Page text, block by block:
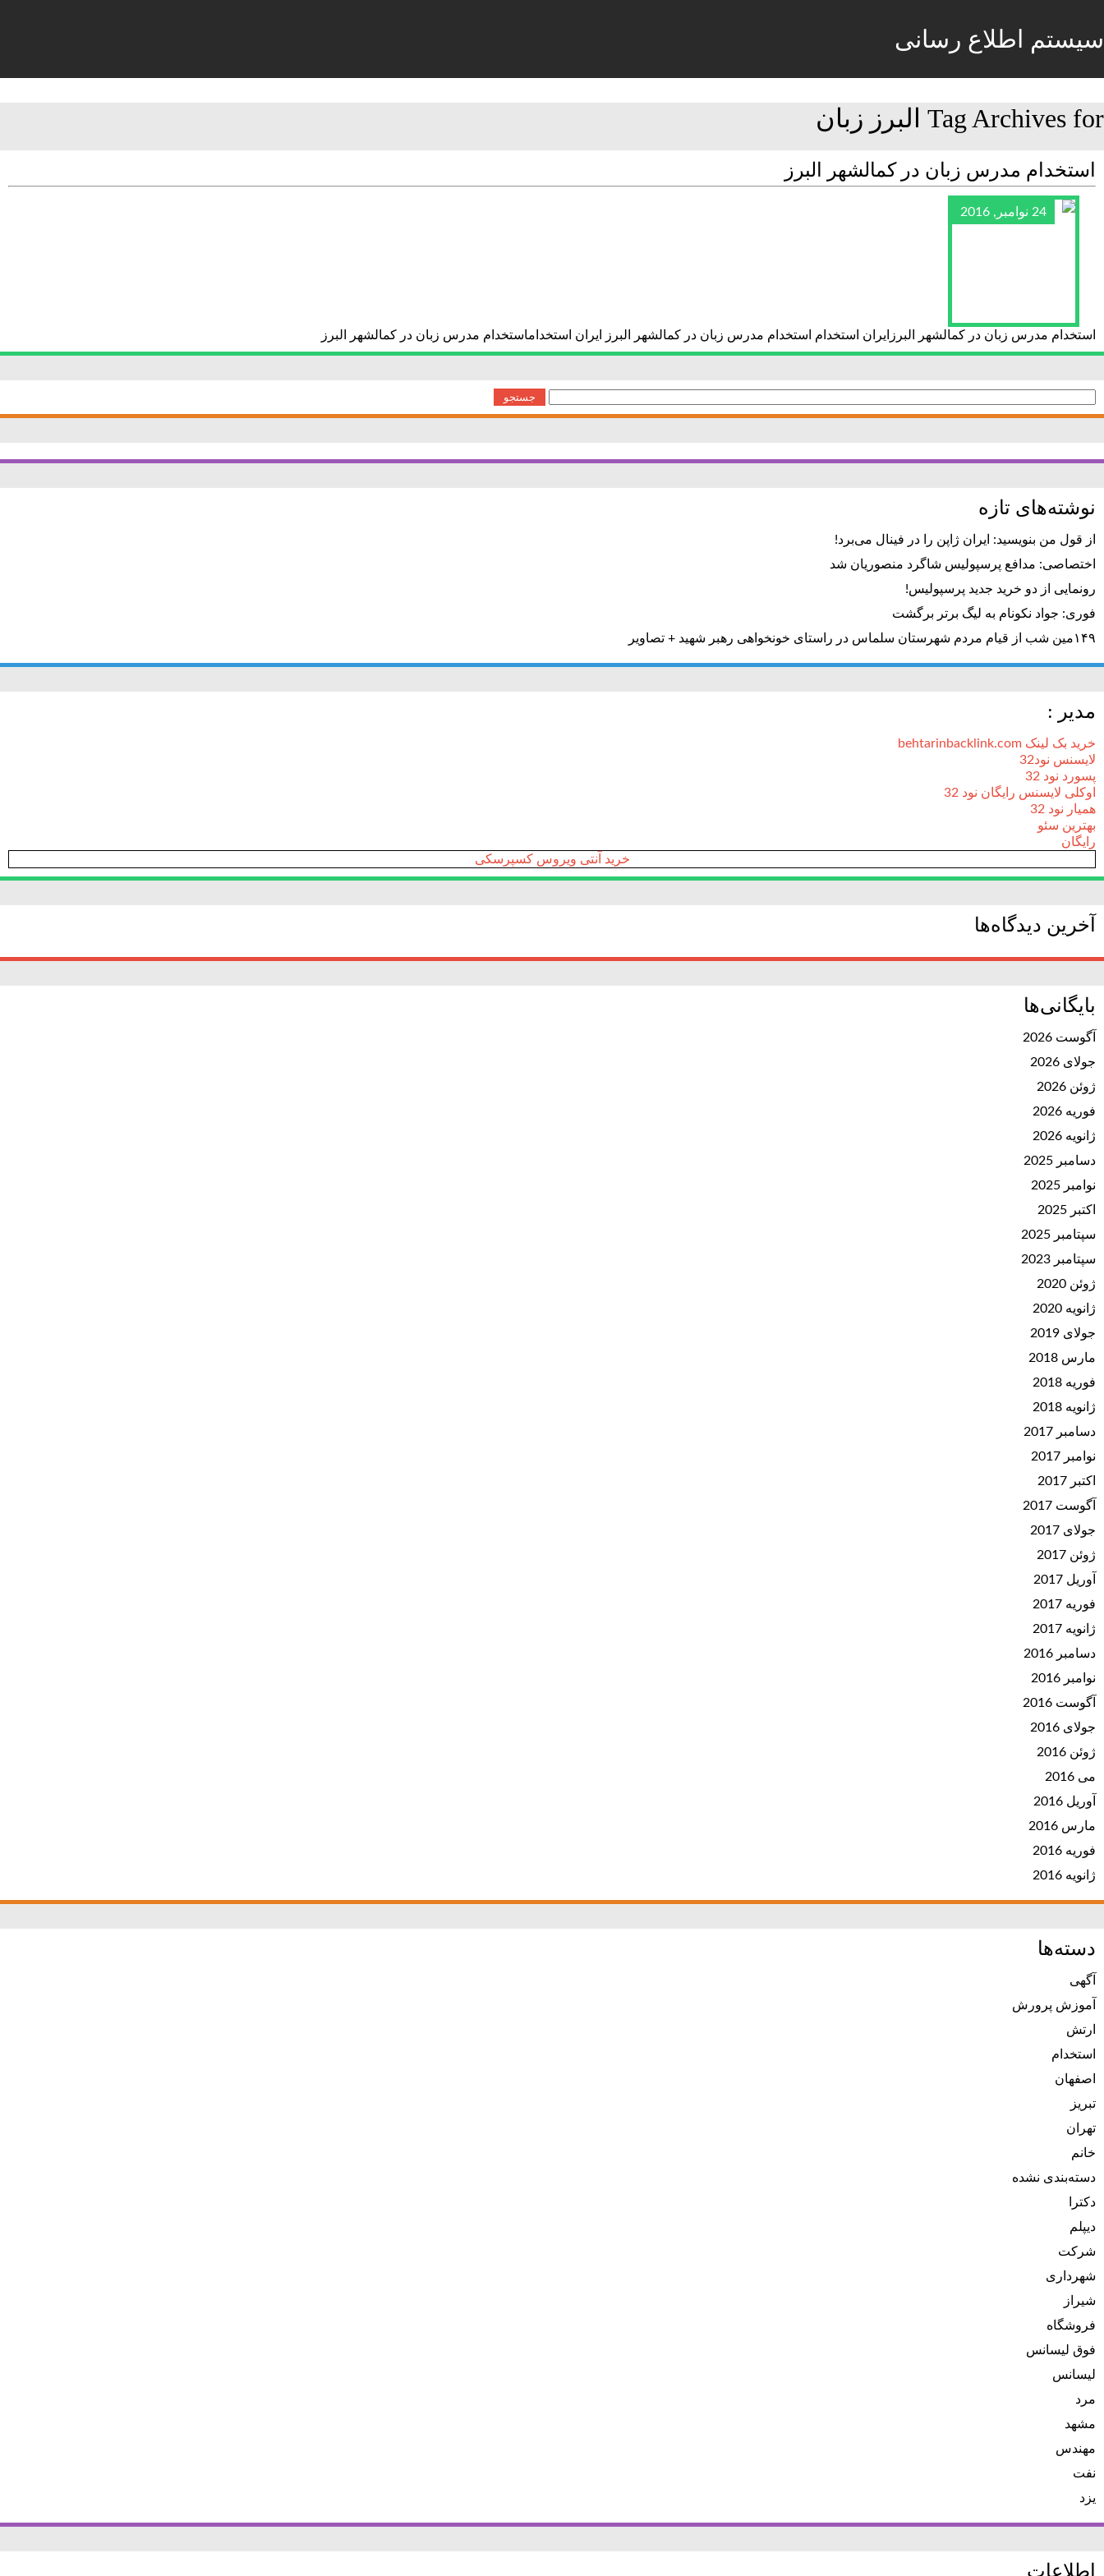
سیستم اطلاع رسانی
Tag Archives for البرز زبان
استخدام مدرس زبان در کمالشهر البرز
24 نوامبر, 2016
استخدام مدرس زبان در کمالشهر البرزایران استخدام استخدام مدرس زبان در کمالشهر البرز ایران استخداماستخدام مدرس زبان در کمالشهر البرز
برای:
نوشته‌های تازه
از قول من بنویسید: ایران ژاپن را در فینال می‌برد!
اختصاصی: مدافع پرسپولیس شاگرد منصوریان شد
رونمایی از دو خرید جدید پرسپولیس!
فوری: جواد نکونام به لیگ برتر برگشت
۱۴۹مین شب از قیام مردم شهرستان سلماس در راستای خونخواهی رهبر شهید + تصاویر
مدیر :
خرید بک لینک behtarinbacklink.com
لایسنس نود32
پسورد نود 32
اوکلی لایسنس رایگان نود 32
همیار نود 32
بهترین سئو
رایگان
خرید آنتی ویروس کسپرسکی
آخرین دیدگاه‌ها
بایگانی‌ها
آگوست 2026
جولای 2026
ژوئن 2026
فوریه 2026
ژانویه 2026
دسامبر 2025
نوامبر 2025
اکتبر 2025
سپتامبر 2025
سپتامبر 2023
ژوئن 2020
ژانویه 2020
جولای 2019
مارس 2018
فوریه 2018
ژانویه 2018
دسامبر 2017
نوامبر 2017
اکتبر 2017
آگوست 2017
جولای 2017
ژوئن 2017
آوریل 2017
فوریه 2017
ژانویه 2017
دسامبر 2016
نوامبر 2016
آگوست 2016
جولای 2016
ژوئن 2016
می 2016
آوریل 2016
مارس 2016
فوریه 2016
ژانویه 2016
دسته‌ها
آگهی
آموزش پرورش
ارتش
استخدام
اصفهان
تبریز
تهران
خانم
دسته‌بندی نشده
دکترا
دیپلم
شرکت
شهرداری
شیراز
فروشگاه
فوق لیسانس
لیسانس
مرد
مشهد
مهندس
نفت
یزد
اطلاعات